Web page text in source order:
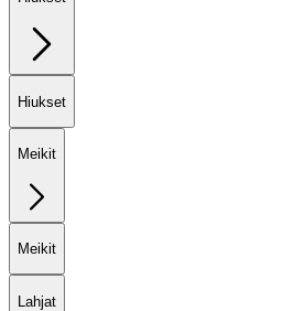
Hiukset
Meikit
Meikit
Lahjat